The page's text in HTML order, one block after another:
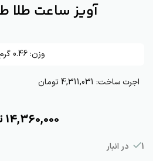
آویز ساعت طلا
وزن:0.46
اجرت ساخت: 4,311,031 تومان
14,360,000
1 در انبار